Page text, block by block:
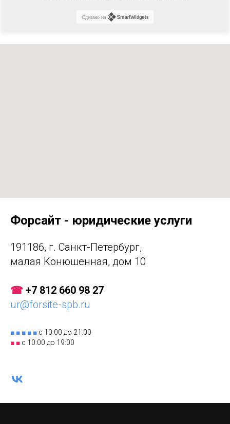
Сделано на
Форсайт - юридические услуги
191186, г. Санкт-Петербург,
малая Конюшенная, дом 10
☎ +7 812 660 98 27
ur@forsite-spb.ru
■ ■ ■ ■ ■ с 10:00 до 21:00
■ ■ с 10:00 до 19:00